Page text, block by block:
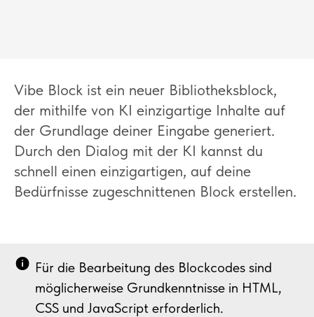
Vibe Block ist ein neuer Bibliotheksblock,
der mithilfe von KI einzigartige Inhalte auf
der Grundlage deiner Eingabe generiert.
Durch den Dialog mit der KI kannst du
schnell einen einzigartigen, auf deine
Bedürfnisse zugeschnittenen Block erstellen.
Für die Bearbeitung des Blockcodes sind
möglicherweise Grundkenntnisse in HTML,
CSS und JavaScript erforderlich.